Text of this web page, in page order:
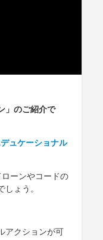
」のご紹介で
ュケーショナル
ーンやコードの
ょう。
アクションが可